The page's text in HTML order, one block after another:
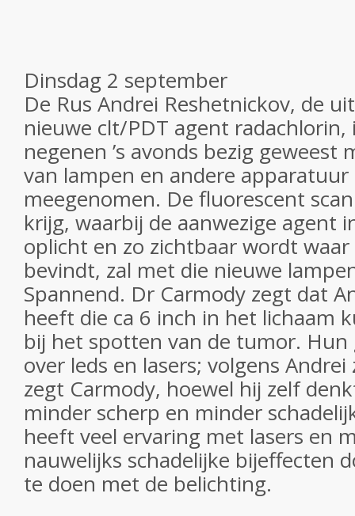
Dinsdag 2 september
De Rus Andrei Reshetnickov, de
nieuwe clt/PDT agent
negenen ’s avonds bezig
van lampen en andere
meegenomen. De fluorescent
krijg, waarbij de aanwezige agent
oplicht en zo zichtbaar wordt
bevindt, zal met die nieuwe
Spannend. Dr Carmody zegt dat
heeft die ca 6 inch in het lichaam
bij het spotten van de tumor. Hun
over leds en lasers; volgens
zegt Carmody, hoewel hij zelf
minder scherp en minder
heeft veel ervaring met lasers en
nauwelijks schadelijke bijeffecten
te doen met de belichting.